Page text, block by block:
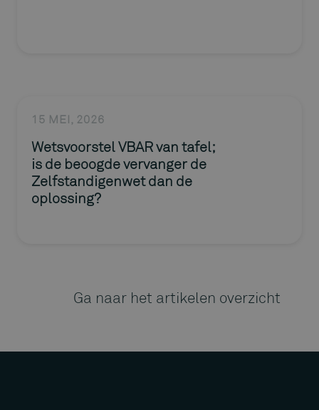
15 MEI, 2026
Wetsvoorstel VBAR van tafel;
is de beoogde vervanger de
Zelfstandigenwet dan de
oplossing?
Ga naar het artikelen overzicht